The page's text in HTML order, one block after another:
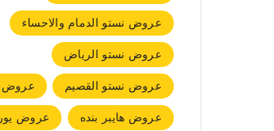
عروض نستو الدمام والاحساء
عروض نستو الرياض
عروض نستو القصيم
عروض
عروض هايبر بنده
عروض